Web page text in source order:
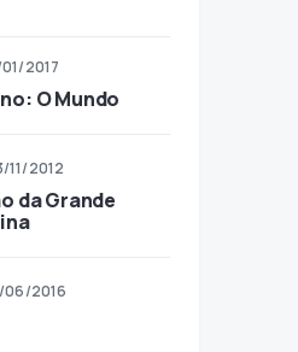
2017
O Mundo
11/2012
da Grande
2016